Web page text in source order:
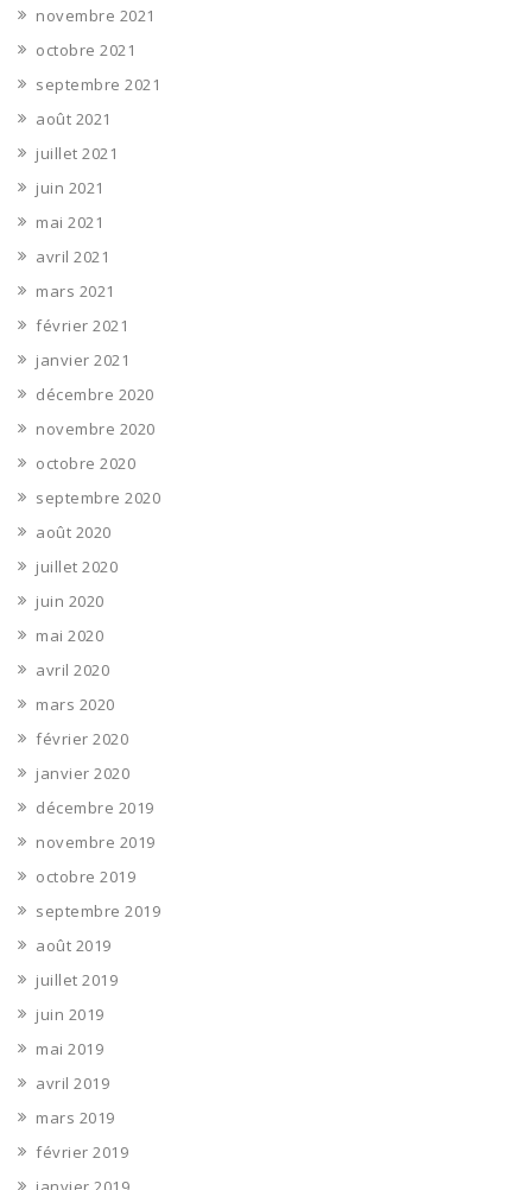
novembre 2021
octobre 2021
septembre 2021
août 2021
juillet 2021
juin 2021
mai 2021
avril 2021
mars 2021
février 2021
janvier 2021
décembre 2020
novembre 2020
octobre 2020
septembre 2020
août 2020
juillet 2020
juin 2020
mai 2020
avril 2020
mars 2020
février 2020
janvier 2020
décembre 2019
novembre 2019
octobre 2019
septembre 2019
août 2019
juillet 2019
juin 2019
mai 2019
avril 2019
mars 2019
février 2019